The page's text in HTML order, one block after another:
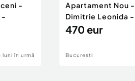
-
-
luni în urmă
Apartament Nou
Dimitrie Leonida -
470 eur
Bucuresti